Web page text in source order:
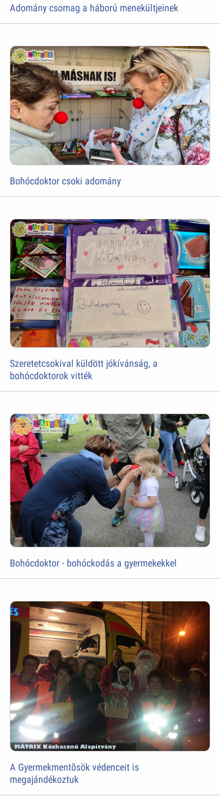
Adomány csomag a háború menekültjeinek
Bohócdoktor csoki adomány
Szeretetcsokival küldött jókívánság, a
bohócdoktorok vitték
Bohócdoktor - bohóckodás a gyermekekkel
A Gyermekmentõsök védenceit is
megajándékoztuk